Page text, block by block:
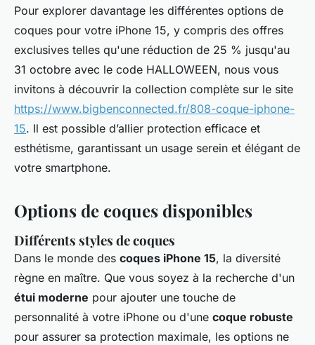
Pour explorer davantage les différentes options de
coques pour votre iPhone 15, y compris des offres
exclusives telles qu'une réduction de 25 % jusqu'au
31 octobre avec le code HALLOWEEN, nous vous
invitons à découvrir la collection complète sur le site
https://www.bigbenconnected.fr/808-coque-iphone-
15. Il est possible d’allier protection efficace et
esthétisme, garantissant un usage serein et élégant de
votre smartphone.
Options de coques disponibles
Différents styles de coques
Dans le monde des coques iPhone 15, la diversité
règne en maître. Que vous soyez à la recherche d'un
étui moderne pour ajouter une touche de
personnalité à votre iPhone ou d'une coque robuste
pour assurer sa protection maximale, les options ne